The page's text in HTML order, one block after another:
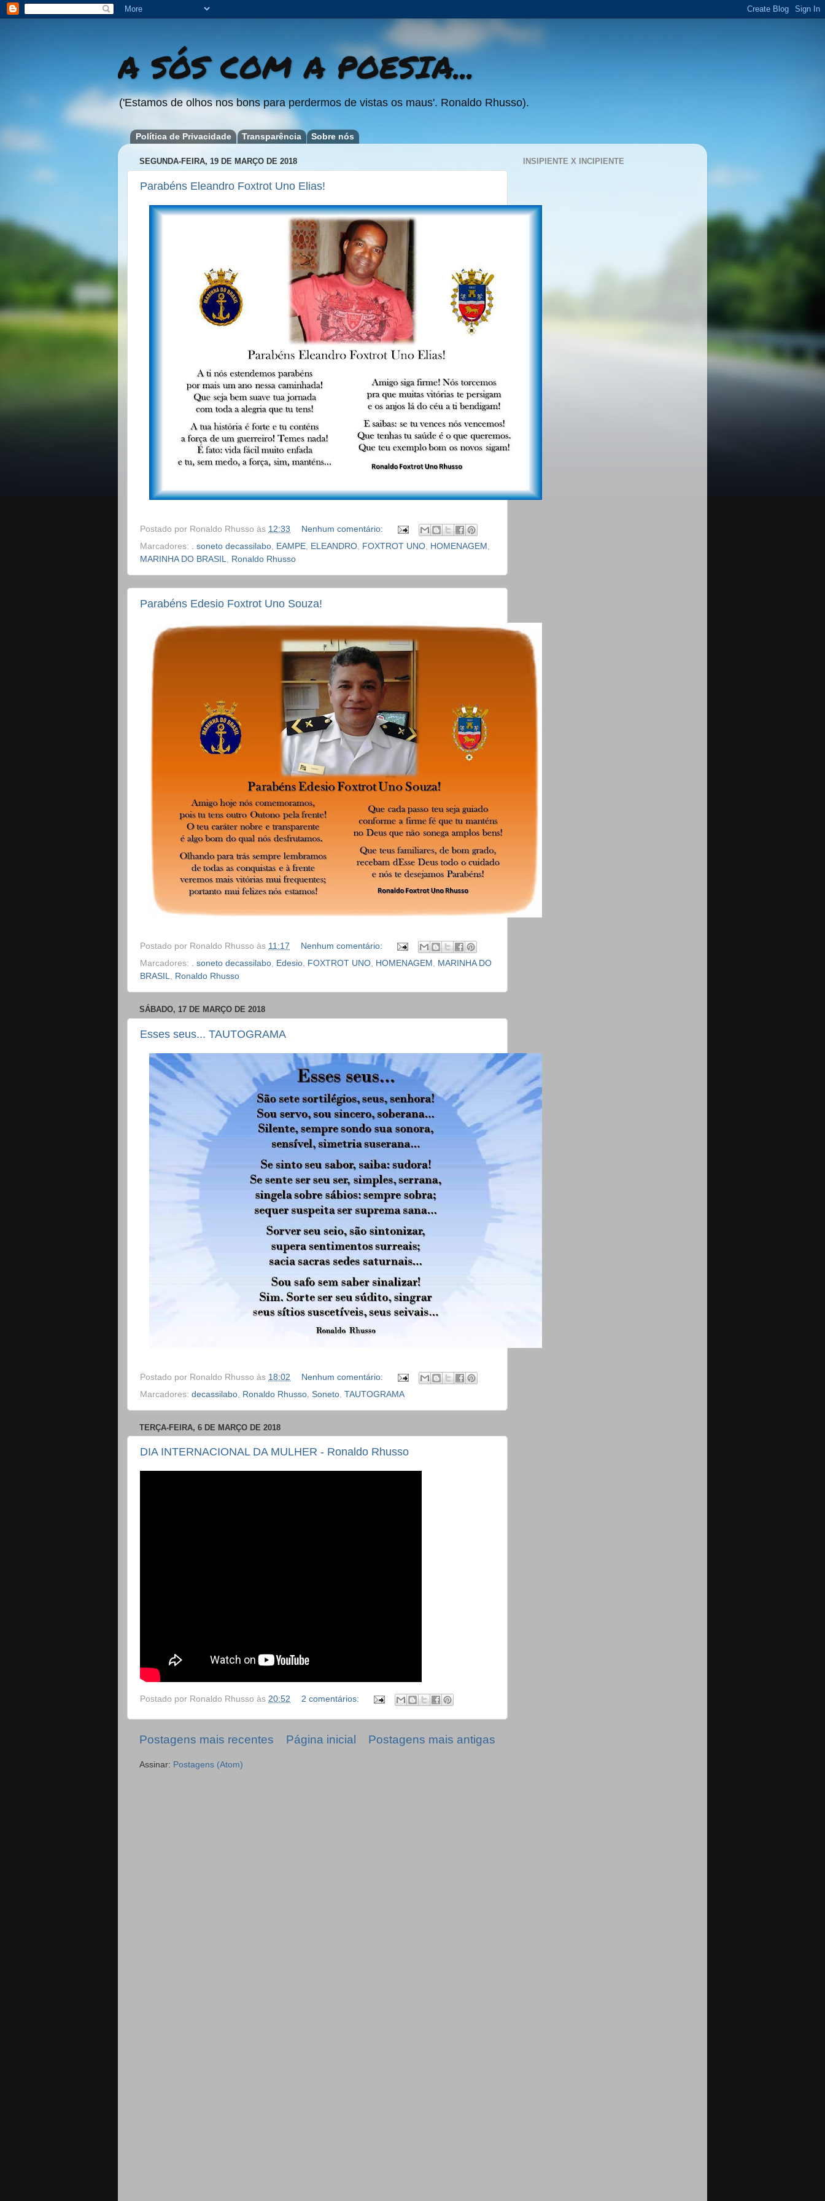
A SÓS COM A POESIA...
('Estamos de olhos nos bons para perdermos de vistas os maus'. Ronaldo Rhusso).
Política de Privacidade Transparência Sobre nós
SEGUNDA-FEIRA, 19 DE MARÇO DE 2018
Parabéns Eleandro Foxtrot Uno Elias!
Postado por Ronaldo Rhusso às 12:33
Nenhum comentário:
Marcadores:
. soneto decassilabo EAMPE ELEANDRO FOXTROT UNO HOMENAGEM
MARINHA DO BRASIL
Ronaldo Rhusso
Parabéns Edesio Foxtrot Uno Souza!
Postado por Ronaldo Rhusso às 11:17
Nenhum comentário:
Marcadores: . soneto decassilabo, Edesio, FOXTROT UNO, HOMENAGEM , MARINHA DO
BRASIL, Ronaldo Rhusso
SÁBADO, 17 DE MARÇO DE 2018
Esses seus... TAUTOGRAMA
Postado por Ronaldo Rhusso às 18:02
Nenhum comentário:
Marcadores: decassilabo Ronaldo Rhusso Soneto TAUTOGRAMA
TERÇA-FEIRA, 6 DE MARÇO DE 2018
DIA INTERNACIONAL DA MULHER - Ronaldo Rhusso
Postado por Ronaldo Rhusso às 20:52 2 comentários:
Postagens mais recentes Postagens mais antigas
Página inicial
Assinar: Postagens (Atom)
INSIPIENTE X INCIPIENTE